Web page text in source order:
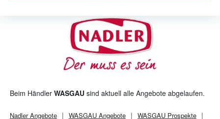
Beim Händler WASGAU sind aktuell alle Angebote abgelaufen.
NadlerAngebote WASGAU Angebote WASGAU Prospekte